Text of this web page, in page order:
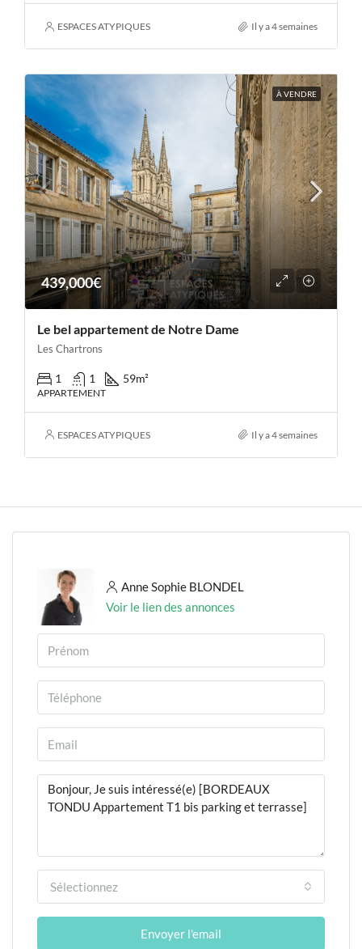
ESPACES ATYPIQUES Il y a 4 semaines
À VENDRE
439,000€
Le bel appartement de Notre Dame
Les Chartrons
1 1 59m²
APPARTEMENT
ESPACES ATYPIQUES Il y a 4 semaines
Anne Sophie BLONDEL
Voir le lien des annonces
Sélectionnez
Envoyer l'email